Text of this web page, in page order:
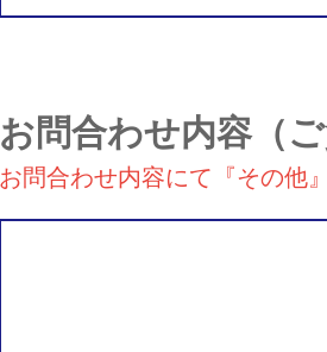
お問合わせ内容（
お問合わせ内容にて『その他